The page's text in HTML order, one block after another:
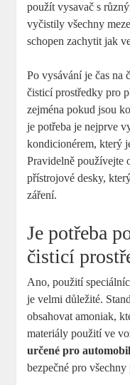
použít vysavač s
vyčistily všechny
schopen zachytit jak
Po vysávání je čas na
čisticí prostředky pro
zejména pokud jsou
je potřeba je nejprve
kondicionérem, který
Pravidelně používejte
přístrojové desky,
záření.
Je potřeba
čisticí
Ano, použití
je velmi důležité.
obsahovat ⁢amoniak,
materiály použití ve
určené ⁤pro
bezpečné pro